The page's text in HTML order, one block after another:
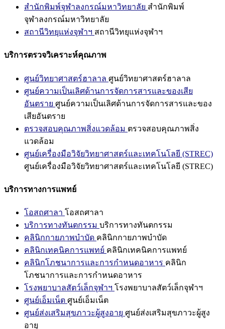
สำนักพิมพ์จุฬาลงกรณ์มหาวิทยาลัย สำนักพิมพ์
จุฬาลงกรณ์มหาวิทยาลัย
สถานีวิทยุแห่งจุฬาฯ สถานีวิทยุแห่งจุฬาฯ
บริการตรวจวิเคราะห์คุณภาพ
ศูนย์วิทยาศาสตร์ฮาลาล ศูนย์วิทยาศาสตร์ฮาลาล
ศูนย์ความเป็นเลิศด้านการจัดการสารและของเสีย
อันตราย ศูนย์ความเป็นเลิศด้านการจัดการสารและของ
เสียอันตราย
ตรวจสอบคุณภาพสิ่งแวดล้อม ตรวจสอบคุณภาพสิ่ง
แวดล้อม
ศูนย์เครื่องมือวิจัยวิทยาศาสตร์และเทคโนโลยี (STREC)
ศูนย์เครื่องมือวิจัยวิทยาศาสตร์และเทคโนโลยี (STREC)
บริการทางการแพทย์
โอสถศาลา โอสถศาลา
บริการทางทันตกรรม บริการทางทันตกรรม
คลินิกกายภาพบำบัด คลินิกกายภาพบำบัด
คลินิกเทคนิคการแพทย์ คลินิกเทคนิคการแพทย์
คลินิกโภชนาการและการกำหนดอาหาร คลินิก
โภชนาการและการกำหนดอาหาร
โรงพยาบาลสัตว์เล็กจุฬาฯ โรงพยาบาลสัตว์เล็กจุฬาฯ
ศูนย์เอ็มเน็ต ศูนย์เอ็มเน็ต
ศูนย์ส่งเสริมสุขภาวะผู้สูงอายุ ศูนย์ส่งเสริมสุขภาวะผู้สูง
อายุ